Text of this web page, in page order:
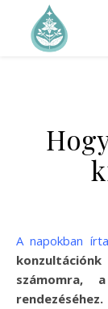
A napokban
számomra,
rendezéséhez.